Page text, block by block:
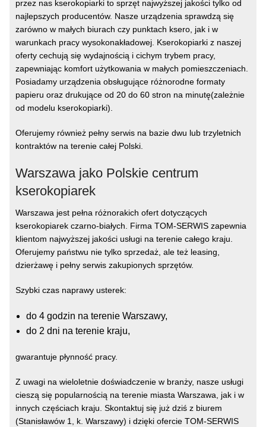
przez nas kserokopiarki to sprzęt najwyższej jakości tylko od
najlepszych producentów. Nasze urządzenia sprawdzą się
zarówno w małych biurach czy punktach ksero, jak i w
warunkach pracy wysokonakładowej. Kserokopiarki z naszej
oferty cechują się wydajnością i cichym trybem pracy,
zapewniając komfort użytkowania w małych pomieszczeniach.
Posiadamy urządzenia obsługujące różnorodne formaty
papieru oraz drukujące od 20 do 60 stron na minutę(zależnie
od modelu kserokopiarki).
Oferujemy również pełny serwis na bazie dwu lub trzyletnich
kontraktów na terenie całej Polski.
Warszawa jako Polskie centrum
kserokopiarek
Warszawa jest pełna różnorakich ofert dotyczących
kserokopiarek czarno-białych. Firma TOM-SERWIS zapewnia
klientom najwyższej jakości usługi na terenie całego kraju.
Oferujemy państwu nie tylko sprzedaż, ale też leasing,
dzierżawę i pełny serwis zakupionych sprzętów.
Szybki czas naprawy usterek:
do 4 godzin na terenie Warszawy,
do 2 dni na terenie kraju,
gwarantuje płynność pracy.
Z uwagi na wieloletnie doświadczenie w branży, nasze usługi
cieszą się popularnością na terenie miasta Warszawa, jak i w
innych częściach kraju. Skontaktuj się już dziś z biurem
(Stanisławów 1, k. Warszawy) i dzięki ofercie TOM-SERWIS